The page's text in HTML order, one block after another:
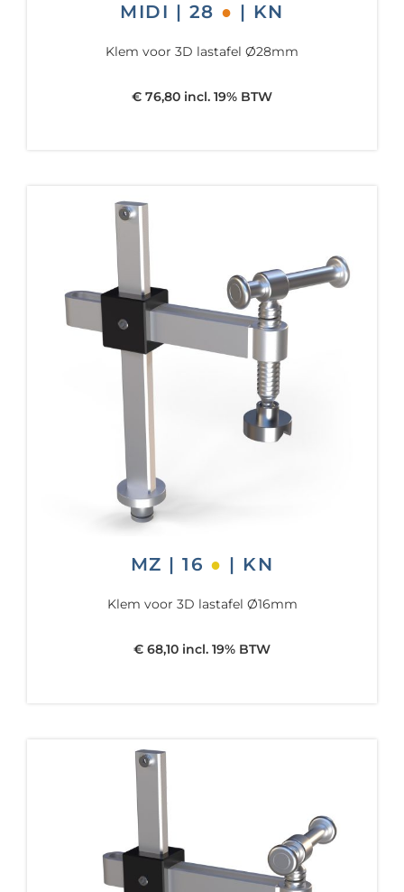
MIDI | 28 ● | KN
Klem voor 3D lastafel Ø28mm
€ 76,80 incl. 19% BTW
MZ | 16 ● | KN
Klem voor 3D lastafel Ø16mm
€ 68,10 incl. 19% BTW